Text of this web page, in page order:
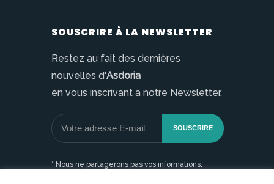
SOUSCRIRE À LA NEWSLETTER
Restez au fait des dernières
nouvelles d'Asdoria
en vous inscrivant à notre Newsletter.
* Nous ne partagerons pas vos informations.